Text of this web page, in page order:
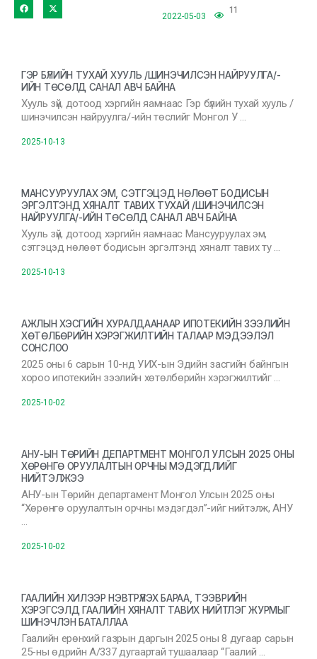
2022-05-03
11
ГЭР БҮЛИЙН ТУХАЙ ХУУЛЬ /ШИНЭЧИЛСЭН НАЙРУУЛГА/-
ИЙН ТӨСӨЛД САНАЛ АВЧ БАЙНА
Хууль зүй, дотоод хэргийн яамнаас Гэр бүлийн тухай хууль /
шинэчилсэн найруулга/-ийн төслийг Монгол У …
2025-10-13
МАНСУУРУУЛАХ ЭМ, СЭТГЭЦЭД НӨЛӨӨТ БОДИСЫН
ЭРГЭЛТЭНД ХЯНАЛТ ТАВИХ ТУХАЙ /ШИНЭЧИЛСЭН
НАЙРУУЛГА/-ИЙН ТӨСӨЛД САНАЛ АВЧ БАЙНА
Хууль зүй, дотоод хэргийн яамнаас Мансууруулах эм,
сэтгэцэд нөлөөт бодисын эргэлтэнд хяналт тавих ту …
2025-10-13
АЖЛЫН ХЭСГИЙН ХУРАЛДААНААР ИПОТЕКИЙН ЗЭЭЛИЙН
ХӨТӨЛБӨРИЙН ХЭРЭГЖИЛТИЙН ТАЛААР МЭДЭЭЛЭЛ
СОНСЛОО
2025 оны 6 сарын 10-нд УИХ-ын Эдийн засгийн байнгын
хороо ипотекийн зээлийн хөтөлбөрийн хэрэгжилтийг …
2025-10-02
АНУ-ЫН ТӨРИЙН ДЕПАРТМЕНТ МОНГОЛ УЛСЫН 2025 ОНЫ
ХӨРӨНГӨ ОРУУЛАЛТЫН ОРЧНЫ МЭДЭГДЛИЙГ
НИЙТЭЛЖЭЭ
АНУ-ын Төрийн департамент Монгол Улсын 2025 оны
“Хөрөнгө оруулалтын орчны мэдэгдэл”-ийг нийтэлж, АНУ
…
2025-10-02
ГААЛИЙН ХИЛЭЭР НЭВТРҮҮЛЭХ БАРАА, ТЭЭВРИЙН
ХЭРЭГСЭЛД ГААЛИЙН ХЯНАЛТ ТАВИХ НИЙТЛЭГ ЖУРМЫГ
ШИНЭЧЛЭН БАТАЛЛАА
Гаалийн ерөнхий газрын даргын 2025 оны 8 дугаар сарын
25-ны өдрийн А/337 дугаартай тушаалаар “Гаалий …